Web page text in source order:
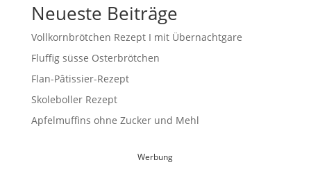
Neueste Beiträge
Vollkornbrötchen Rezept I mit Übernachtgare
Fluffig süsse Osterbrötchen
Flan-Pâtissier-Rezept
Skoleboller Rezept
Apfelmuffins ohne Zucker und Mehl
Werbung